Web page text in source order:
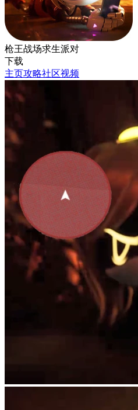
枪王战场求生派对
下载
主页攻略社区视频